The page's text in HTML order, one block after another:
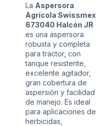
La Aspersora
Agrícola Swissmex
673040 Halcón JR
es una aspersora
robusta y completa
para tractor, con
tanque resistente,
excelente agitador,
gran cobertura de
aspersión y facilidad
de manejo. Es ideal
para aplicaciones de
herbicidas,